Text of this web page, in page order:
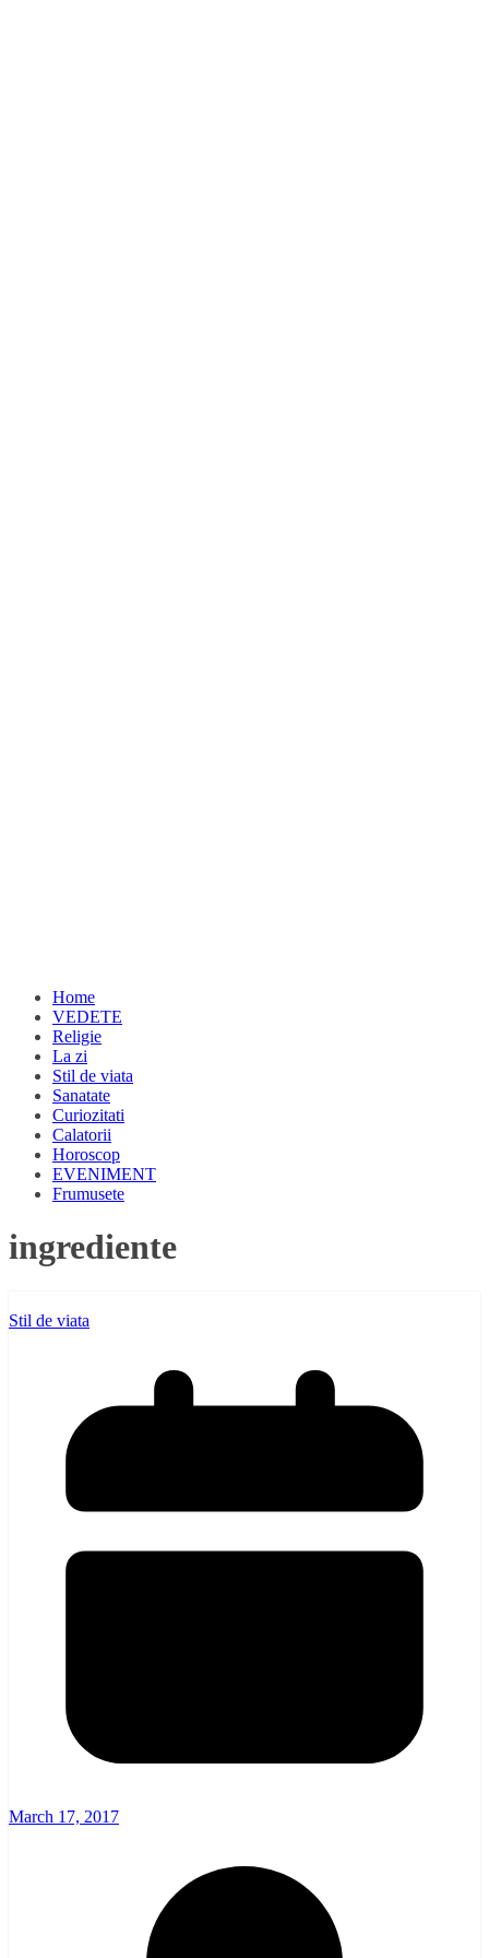
Home
VEDETE
Religie
La zi
Stil de viata
Sanatate
Curiozitati
Calatorii
Horoscop
EVENIMENT
Frumusete
ingrediente
Stil de viata
March 17, 2017